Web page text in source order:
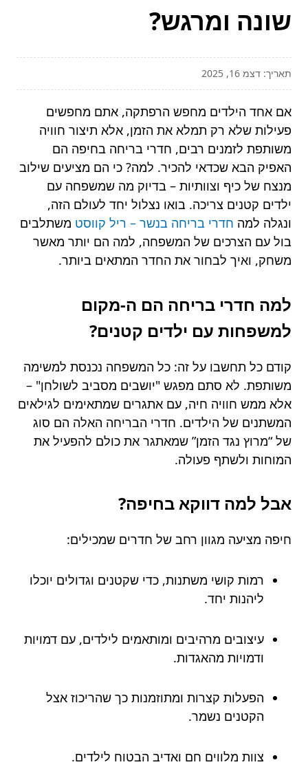
שונה ומרגש?
תאריך: דצמ 16, 2025
אם אחד הילדים מחפש הרפתקה, אתם מחפשים
פעילות שלא רק תמלא את הזמן, אלא תיצור חוויה
משותפת לזמנים רבים, חדרי בריחה בחיפה הם
האפיק הבא שכדאי להכיר. למה? כי הם מציעים שילוב
מנצח של כיף וצוותיות – בדיוק מה שמשפחה עם
ילדים קטנים צריכה. בואו נצלול יחד לעולם הזה,
ונגלה למה חדרי בריחה בנשר – ריל קווסט משתלבים
בול עם הצרכים של המשפחה, למה הם יותר מאשר
משחק, ואיך לבחור את החדר המתאים ביותר.
למה חדרי בריחה הם ה-מקום
למשפחות עם ילדים קטנים?
קודם כל תחשבו על זה: כל המשפחה נכנסת למשימה
משותפת. לא סתם מפגש "יושבים מסביב לשולחן" –
אלא ממש חוויה חיה, עם אתגרים שמתאימים לגילאים
המשתנים של הילדים. חדרי הבריחה האלה הם סוג
של “מרוץ נגד הזמן” שמאתגר את כולם להפעיל את
המוחות ולשתף פעולה.
אבל למה דווקא בחיפה?
חיפה מציעה מגוון רחב של חדרים שמכילים:
רמות קושי משתנות, כדי שקטנים וגדולים יוכלו
ליהנות יחד.
עיצובים מרהיבים ומותאמים לילדים, עם דמויות
ודמויות מהאגדות.
הפעלות קצרות ומתוזמנות כך שהריכוז אצל
הקטנים נשמר.
צוות מלווים חם ואדיב הבטוח לילדים.